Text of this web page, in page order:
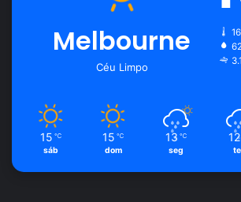
Melbourne
Céu Limpo
15 ℃
sáb
15 ℃
dom
13 ℃
seg
12